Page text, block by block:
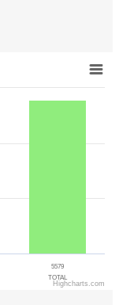
5579
TOTAL
Highcharts.com